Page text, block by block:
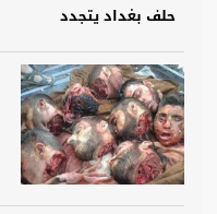
حلف بغداد يتجدد